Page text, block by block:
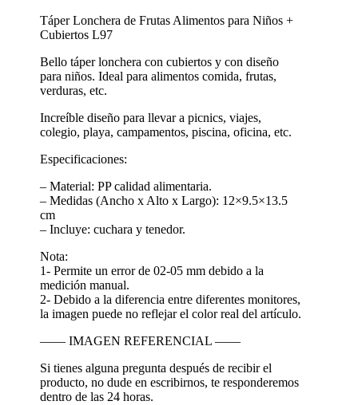
Táper Lonchera de Frutas Alimentos para Niños +
Cubiertos L97
Bello táper lonchera con cubiertos y con diseño
para niños. Ideal para alimentos comida, frutas,
verduras, etc.
Increíble diseño para llevar a picnics, viajes,
colegio, playa, campamentos, piscina, oficina, etc.
Especificaciones:
– Material: PP calidad alimentaria.
– Medidas (Ancho x Alto x Largo): 12×9.5×13.5
cm
– Incluye: cuchara y tenedor.
Nota:
1- Permite un error de 02-05 mm debido a la
medición manual.
2- Debido a la diferencia entre diferentes monitores,
la imagen puede no reflejar el color real del artículo.
—— IMAGEN REFERENCIAL ——
Si tienes alguna pregunta después de recibir el
producto, no dude en escribirnos, te responderemos
dentro de las 24 horas.